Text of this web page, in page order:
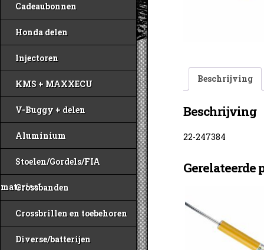
Cadeaubonnen
Honda delen
Injectoren
KMS + MAXXECU
V-Buggy + delen
Aluminium
Stoelen/Gordels/FIA
materiaal
Crossbanden
Crossbrillen en toebehoren
Diverse/batterijen
Beschrijving
Beschrijving
22-247384
Gerelateerde